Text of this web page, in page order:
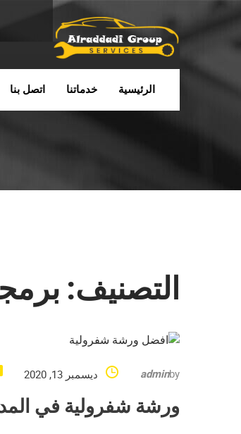
الرئيسية خدماتنا اتصل بنا
التصنيف:
by
admin ديسمبر 13, 2020
ورشة شفرولية في